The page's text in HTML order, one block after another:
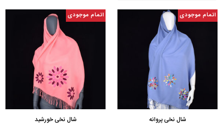
اتمام موجودی
شال نخی پروانه
اتمام موجودی
شال نخی خورشید